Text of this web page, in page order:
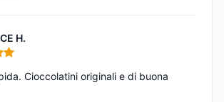
H.
5
Cioccolatini originali e di buona